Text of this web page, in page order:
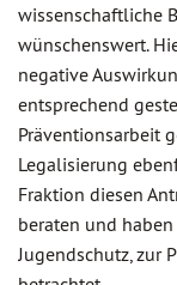
wissenschaftliche
wünschenswert.
negative
entsprechend
Präventionsarbeit
Legalisierung
Fraktion diesen
beraten und
Jugendschutz, zur